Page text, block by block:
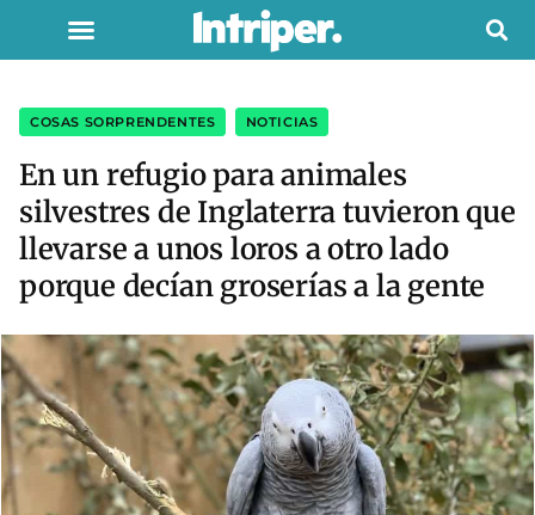
COSAS SORPRENDENTES NOTICIAS
En un refugio para animales
silvestres de Inglaterra tuvieron que
llevarse a unos loros a otro lado
porque decían groserías a la gente